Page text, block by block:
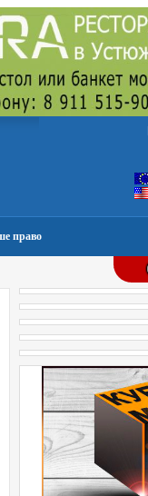
право